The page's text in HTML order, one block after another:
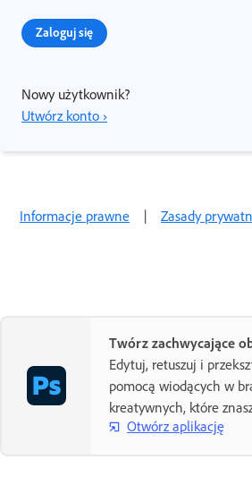
Zaloguj się
Nowy użytkownik?
Utwórz konto ›
Informacje prawne | Zasady
Twórz zachwycające
Edytuj, retuszuj i
pomocą wiodących w
kreatywnych, które
Otwórz aplikację